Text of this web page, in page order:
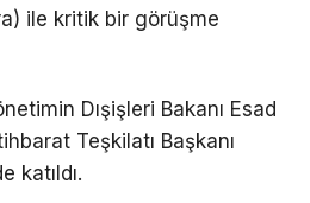
ile kritik bir görüşme
Dışişleri Bakanı Esad
Teşkilatı Başkanı
katıldı.